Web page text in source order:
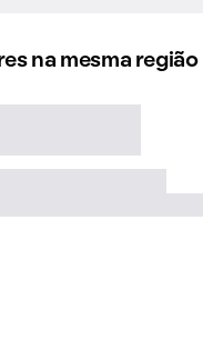
na mesma região